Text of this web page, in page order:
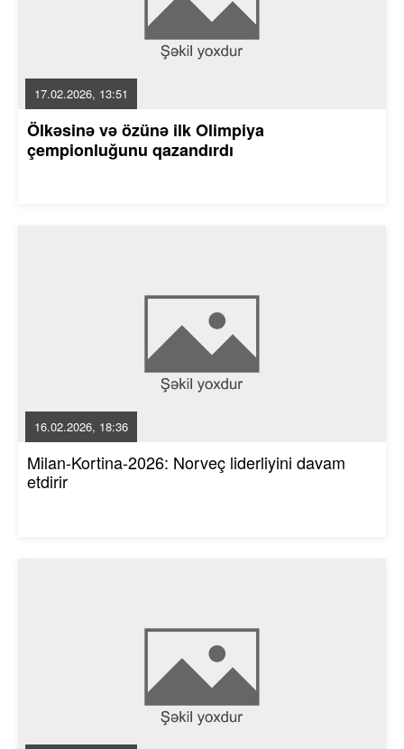
17.02.2026, 13:51
Ölkəsinə və özünə ilk Olimpiya
çempionluğunu qazandırdı
16.02.2026, 18:36
Milan-Kortina-2026: Norveç liderliyini davam
etdirir